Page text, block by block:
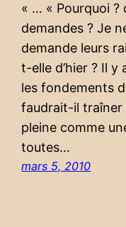
« … « Pourquoi ?
demandes ? Je
demande leurs
t-elle d’hier ? Il y
les fondements
faudrait-il traîner
pleine comme
toutes…
mars 5, 2010